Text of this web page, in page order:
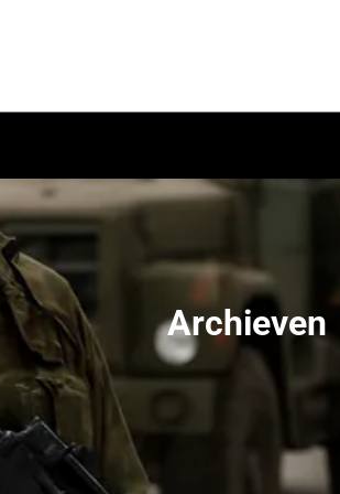
Archieven